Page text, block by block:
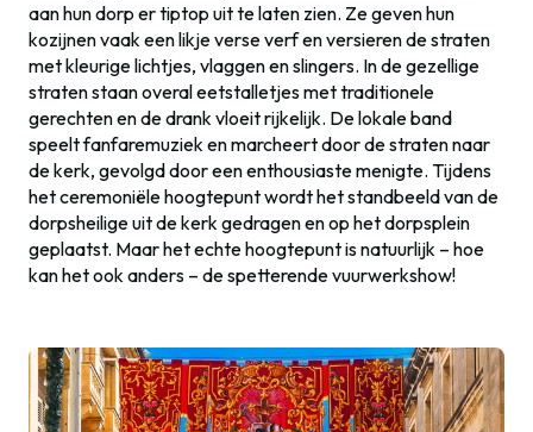
aan hun dorp er tiptop uit te laten zien. Ze geven hun
kozijnen vaak een likje verse verf en versieren de straten
met kleurige lichtjes, vlaggen en slingers. In de gezellige
straten staan overal eetstalletjes met traditionele
gerechten en de drank vloeit rijkelijk. De lokale band
speelt fanfaremuziek en marcheert door de straten naar
de kerk, gevolgd door een enthousiaste menigte. Tijdens
het ceremoniële hoogtepunt wordt het standbeeld van de
dorpsheilige uit de kerk gedragen en op het dorpsplein
geplaatst. Maar het echte hoogtepunt is natuurlijk – hoe
kan het ook anders – de spetterende vuurwerkshow!